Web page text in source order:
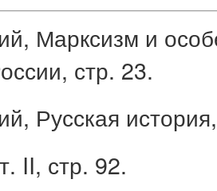
Марксизм и
стр. 23.
Русская
II, стр. 92.